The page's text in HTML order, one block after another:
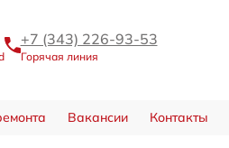
+7 (343) 226-93-53
Горячая линия
Вакансии Контакты